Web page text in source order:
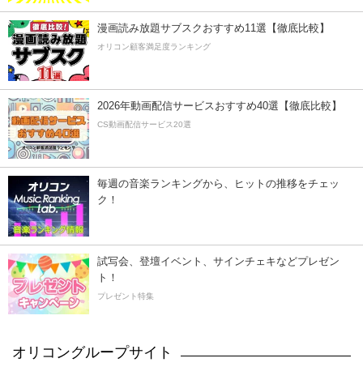
漫画読み放題サブスクおすすめ11選【徹底比較】
オリコン顧客満足度ランキング
2026年動画配信サービスおすすめ40選【徹底比較】
CS動画配信サービス20選
毎週の音楽ランキングから、ヒットの推移をチェッ
ク！
試写会、登壇イベント、サインチェキなどプレゼン
ト！
プレゼント特集
オリコングループサイト